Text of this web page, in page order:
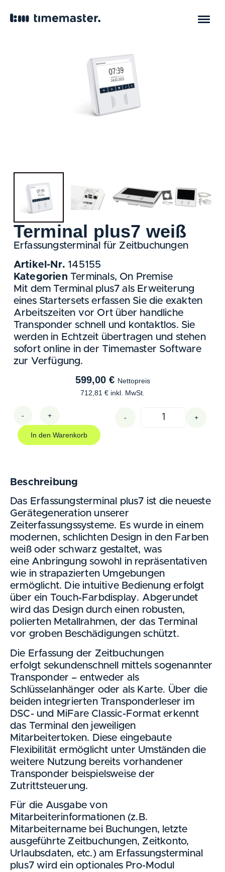
Terminal plus7 weiß
Erfassungsterminal für Zeitbuchungen
Artikel-Nr. 145155
Kategorien Terminals, On Premise
Mit dem Terminal plus7 als Erweiterung
eines Startersets erfassen Sie die exakten
Arbeitszeiten vor Ort über handliche
Transponder schnell und kontaktlos. Sie
werden in Echtzeit übertragen und stehen
sofort online in der Timemaster Software
zur Verfügung.
599,00 € Nettopreis
712,81 € inkl. MwSt.
- - +
+
In den Warenkorb
Beschreibung
Das Erfassungsterminal plus7 ist die neueste
Gerätegeneration unserer
Zeiterfassungssysteme. Es wurde in einem
modernen, schlichten Design in den Farben
weiß oder schwarz gestaltet, was
eine Anbringung sowohl in repräsentativen
wie in strapazierten Umgebungen
ermöglicht. Die intuitive Bedienung erfolgt
über ein Touch-Farbdisplay. Abgerundet
wird das Design durch einen robusten,
polierten Metallrahmen, der das Terminal
vor groben Beschädigungen schützt.
Die Erfassung der Zeitbuchungen
erfolgt sekundenschnell mittels sogenannter
Transponder – entweder als
Schlüsselanhänger oder als Karte. Über die
beiden integrierten Transponderleser im
DSC- und MiFare Classic-Format erkennt
das Terminal den jeweiligen
Mitarbeitertoken. Diese eingebaute
Flexibilität ermöglicht unter Umständen die
weitere Nutzung bereits vorhandener
Transponder beispielsweise der
Zutrittsteuerung.
Für die Ausgabe von
Mitarbeiterinformationen (z.B.
Mitarbeitername bei Buchungen, letzte
ausgeführte Zeitbuchungen, Zeitkonto,
Urlaubsdaten, etc.) am Erfassungsterminal
plus7 wird ein optionales Pro-Modul